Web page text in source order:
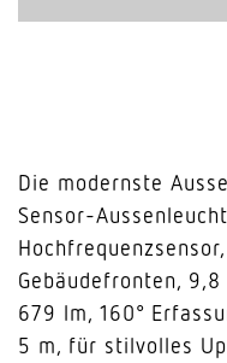
Die modernste
Sensor-
Gebäudefronten, 9,8
679 lm, 160°
5 m, für stilvolles